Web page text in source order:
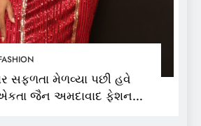
સફળતા મેળવ્યા પછી હવે
જૈન અમદાવાદ ફેશન